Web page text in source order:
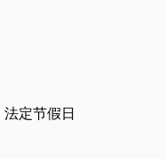
法定节假日